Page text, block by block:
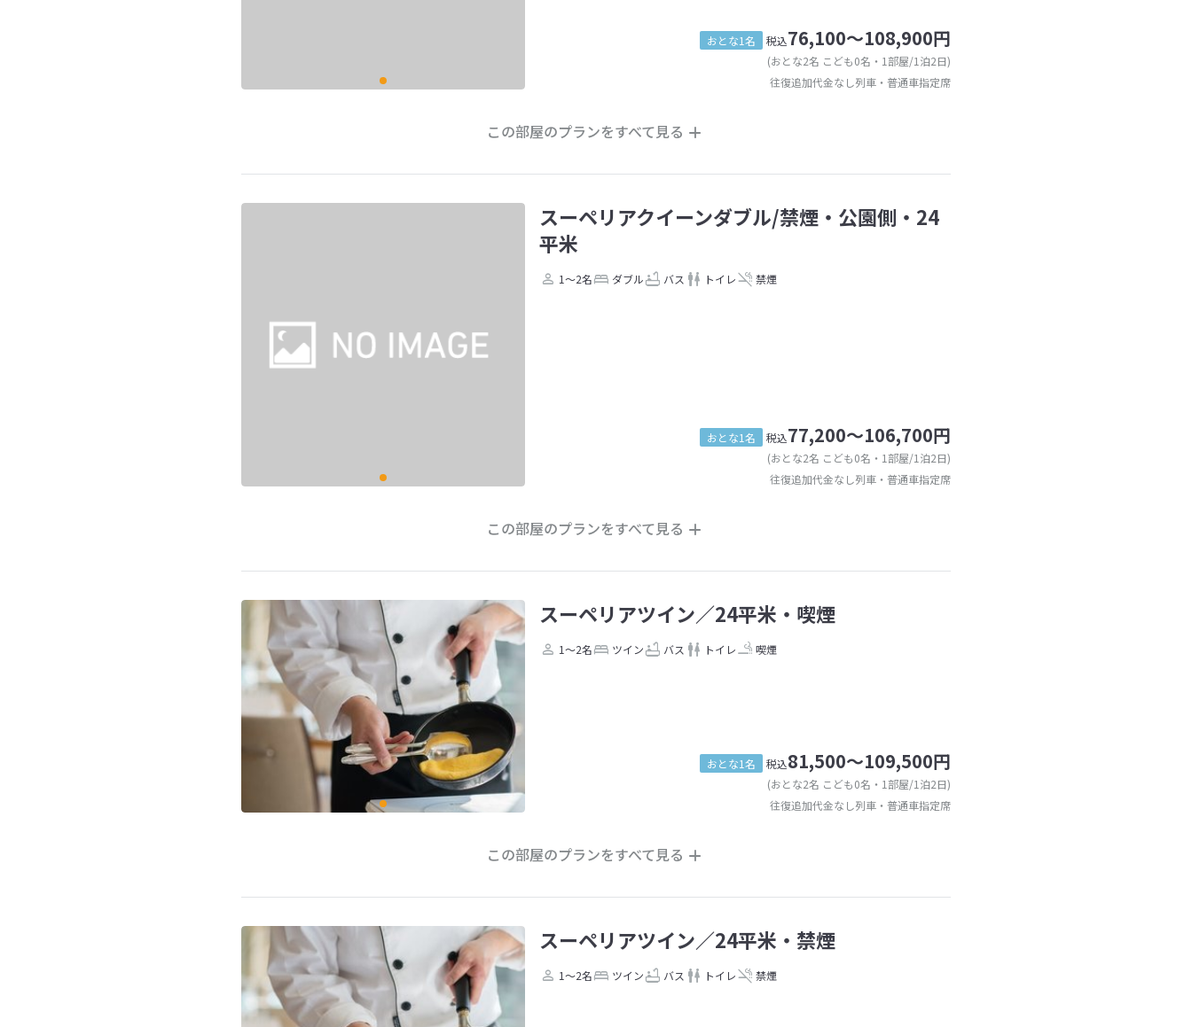
おとな1名 税込76,100～108,900円
(おとな2名 こども0名・1部屋/1泊2日)
往復追加代金なし列車・普通車指定席
この部屋のプランをすべて見る
スーペリアクイーンダブル/禁煙・公園側・24
平米
1～2名 ダブル バス トイレ 禁煙
おとな1名 税込77,200～106,700円
(おとな2名 こども0名・1部屋/1泊2日)
往復追加代金なし列車・普通車指定席
この部屋のプランをすべて見る
スーペリアツイン／24平米・喫煙
1～2名 ツイン バス トイレ 喫煙
おとな1名 税込81,500～109,500円
(おとな2名 こども0名・1部屋/1泊2日)
往復追加代金なし列車・普通車指定席
この部屋のプランをすべて見る
スーペリアツイン／24平米・禁煙
1～2名 ツイン バス トイレ 禁煙